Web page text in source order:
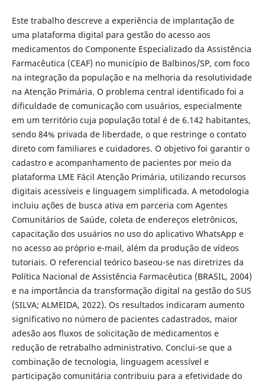
Este trabalho descreve a experiência de implantação de
uma plataforma digital para gestão do acesso aos
medicamentos do Componente Especializado da Assistência
Farmacêutica (CEAF) no município de Balbinos/SP, com foco
na integração da população e na melhoria da resolutividade
na Atenção Primária. O problema central identificado foi a
dificuldade de comunicação com usuários, especialmente
em um território cuja população total é de 6.142 habitantes,
sendo 84% privada de liberdade, o que restringe o contato
direto com familiares e cuidadores. O objetivo foi garantir o
cadastro e acompanhamento de pacientes por meio da
plataforma LME Fácil Atenção Primária, utilizando recursos
digitais acessíveis e linguagem simplificada. A metodologia
incluiu ações de busca ativa em parceria com Agentes
Comunitários de Saúde, coleta de endereços eletrônicos,
capacitação dos usuários no uso do aplicativo WhatsApp e
no acesso ao próprio e-mail, além da produção de vídeos
tutoriais. O referencial teórico baseou-se nas diretrizes da
Política Nacional de Assistência Farmacêutica (BRASIL, 2004)
e na importância da transformação digital na gestão do SUS
(SILVA; ALMEIDA, 2022). Os resultados indicaram aumento
significativo no número de pacientes cadastrados, maior
adesão aos fluxos de solicitação de medicamentos e
redução de retrabalho administrativo. Conclui-se que a
combinação de tecnologia, linguagem acessível e
participação comunitária contribuiu para a efetividade do